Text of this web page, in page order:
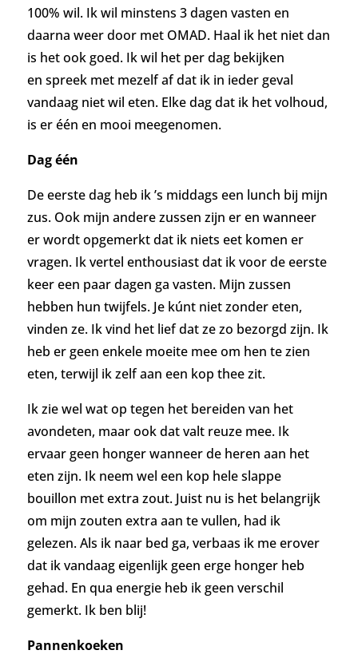
100% wil. Ik wil minstens 3 dagen vasten en
daarna weer door met OMAD. Haal ik het niet dan
is het ook goed. Ik wil het per dag bekijken
enspreek met mezelf af dat ik in ieder geval
vandaag niet wil eten. Elke dag dat ik het volhoud,
is er één en mooi meegenomen.
Dag één
De eerste dag heb ik ’s middags een lunch bij mijn
zus. Ook mijn andere zussen zijn er en wanneer
er wordt opgemerkt dat ik niets eet komen er
vragen. Ik vertel enthousiast dat ik voor de eerste
keer een paar dagen ga vasten. Mijn zussen
hebben hun twijfels. Je kúnt niet zonder eten,
vinden ze. Ik vind het lief dat ze zo bezorgd zijn. Ik
heb er geen enkele moeite mee om hen te zien
eten, terwijl ik zelf aan een kop thee zit.
Ik zie wel wat op tegen het bereiden van het
avondeten, maar ook dat valt reuze mee. Ik
ervaar geen honger wanneer de heren aan het
eten zijn. Ik neem wel een kop hele slappe
bouillon met extra zout. Juist nu is het belangrijk
om mijn zouten extra aan te vullen, had ik
gelezen. Als ik naar bed ga, verbaas ik me erover
dat ik vandaag eigenlijk geen erge honger heb
gehad. En qua energie heb ik geen verschil
gemerkt. Ik ben blij!
Pannenkoeken